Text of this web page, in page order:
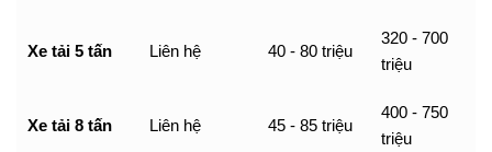
Xe tải 5 tấn Liên hệ 40 - 80 triệu
320 - 700
triệu
Xe tải 8 tấn Liên hệ 45 - 85 triệu
400 - 750
triệu